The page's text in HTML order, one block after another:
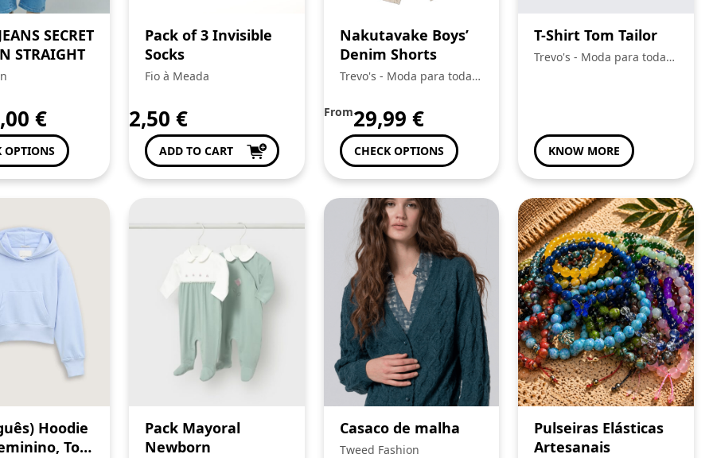
SECRET
STRAIGHT
€
OPTIONS
Pack of 3 Invisible
Socks
Fio à Meada
2,50€
ADD TO CART
Nakutavake Boys’
Denim Shorts
Trevo's - Moda para toda a
From29,99 €
CHECK OPTIONS
T-Shirt Tom Tailor
Trevo's - Moda para toda a
KNOW MORE
Hoodie
Tom
Pack Mayoral
Newborn
Casaco de malha
Tweed Fashion
Pulseiras Elásticas
Artesanais